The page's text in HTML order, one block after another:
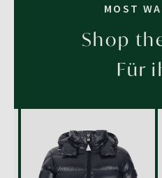
MOST
Shop
Für